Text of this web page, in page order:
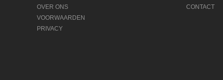
OVER ONS
VOORWAARDEN
PRIVACY
CONTACT